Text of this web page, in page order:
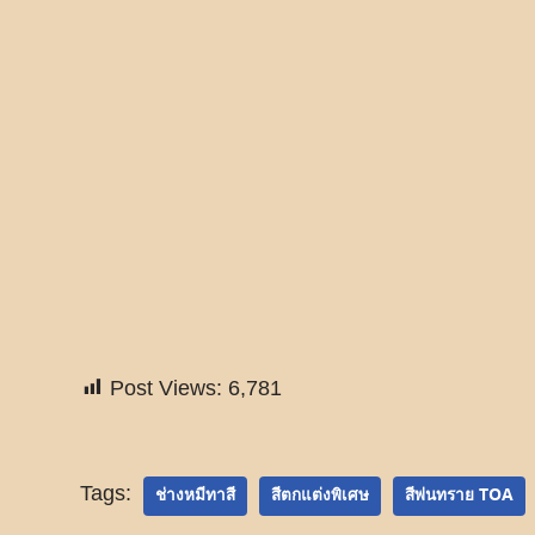
Post Views: 6,781
Tags: ช่างหมีทาสี สีตกแต่งพิเศษ สีพ่นทราย TOA